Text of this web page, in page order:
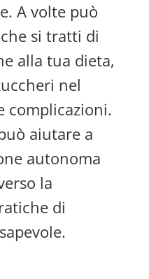
A volte può
si tratti di
alla tua dieta,
nel
complicazioni.
aiutare a
autonoma
la
di